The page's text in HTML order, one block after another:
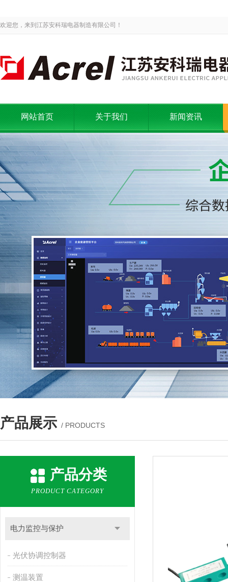
欢迎您，来到江苏安科瑞电器制造有限公司！
网站首页 关于我们 新闻资讯
产品展示 / PRODUCTS
产品分类
PRODUCT CATEGORY
电力监控与保护
光伏协调控制器
测温装置